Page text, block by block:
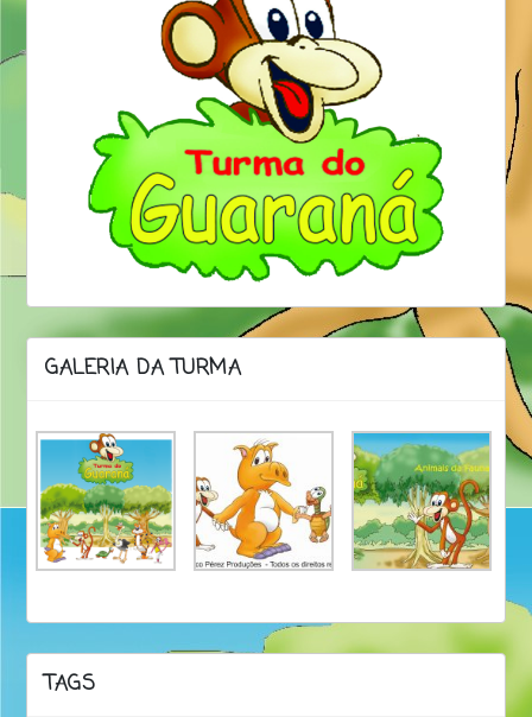
GALERIA DA TURMA
TAGS